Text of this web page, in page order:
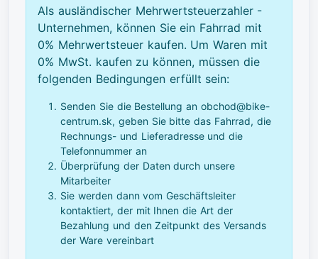
Als ausländischer Mehrwertsteuerzahler -
Unternehmen, können Sie ein Fahrrad mit
0% Mehrwertsteuer kaufen. Um Waren mit
0% MwSt. kaufen zu können, müssen die
folgenden Bedingungen erfüllt sein:
Senden Sie die Bestellung an obchod@bike-
centrum.sk, geben Sie bitte das Fahrrad, die
Rechnungs- und Lieferadresse und die
Telefonnummer an
Überprüfung der Daten durch unsere
Mitarbeiter
Sie werden dann vom Geschäftsleiter
kontaktiert, der mit Ihnen die Art der
Bezahlung und den Zeitpunkt des Versands
der Ware vereinbart